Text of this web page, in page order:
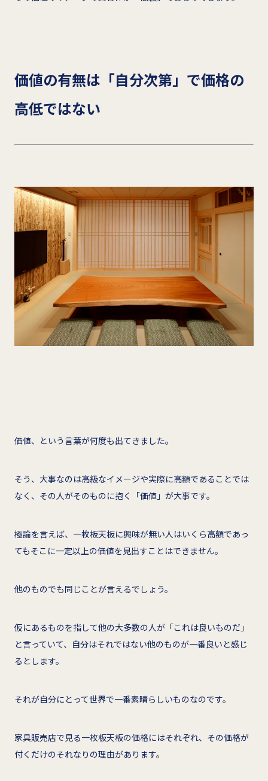
価値の有無は「自分次第」で価格の
高低ではない
価値、という言葉が何度も出てきました。
そう、大事なのは高級なイメージや実際に高額であることでは
なく、その人がそのものに抱く「価値」が大事です。
極論を言えば、一枚板天板に興味が無い人はいくら高額であっ
てもそこに一定以上の価値を見出すことはできません。
他のものでも同じことが言えるでしょう。
仮にあるものを指して他の大多数の人が「これは良いものだ」
と言っていて、自分はそれではない他のものが一番良いと感じ
るとします。
それが自分にとって世界で一番素晴らしいものなのです。
家具販売店で見る一枚板天板の価格にはそれぞれ、その価格が
付くだけのそれなりの理由があります。